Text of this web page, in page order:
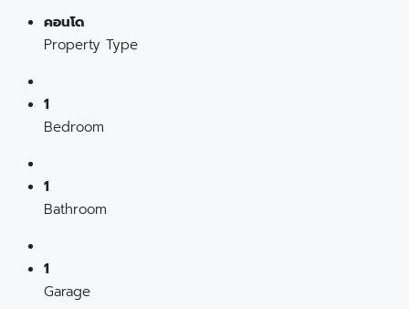
คอนโด
Property Type
1
Bedroom
1
Bathroom
1
Garage